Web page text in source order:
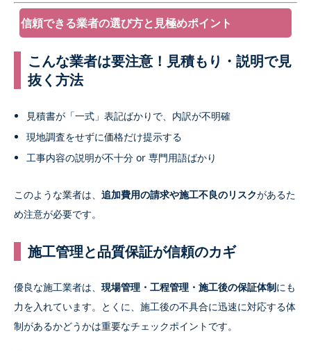
信頼できる業者の選び方と見極めポイント
こんな業者は要注意！見積もり・説明で見
抜く方法
見積書が「一式」表記ばかりで、内訳が不明確
現地調査をせずに価格だけ提示する
工事内容の説明が不十分 or 専門用語ばかり
このような業者は、 追加費用の請求や施工不良のリスクがあるた
め注意が必要です。
施工管理と品質保証が信頼のカギ
優良な施工業者は、 現場管理・工程管理・施工後の保証体制にも
力を入れています。とくに、施工後の不具合に迅速に対応する体
制があるかどうかは重要なチェックポイントです。